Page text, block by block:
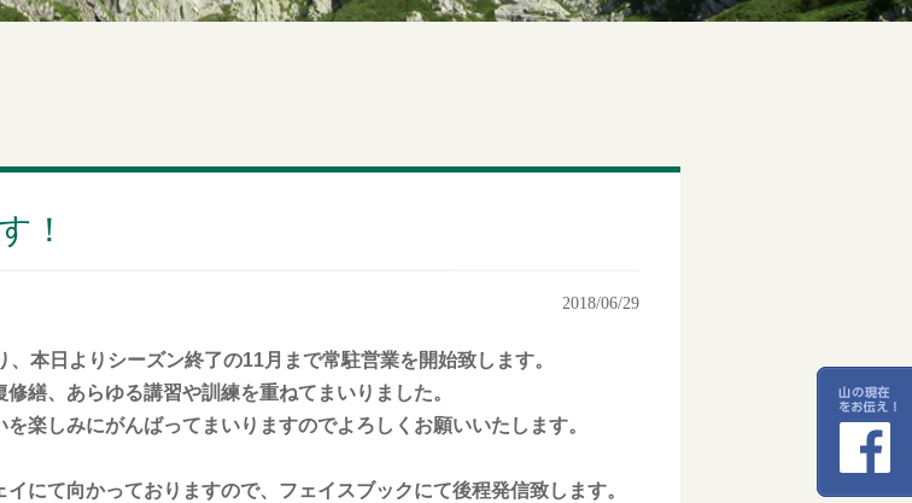
！
2018/06/29
本日よりシーズン終了の11月まで常駐営業を開始致します。
繕、あらゆる講習や訓練を重ねてまいりました。
楽しみにがんばってまいりますのでよろしくお願いいたします。
にて向かっておりますので、フェイスブックにて後程発信致します。